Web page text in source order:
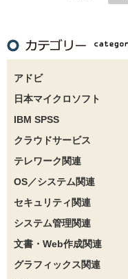
アドビ
日本マイクロソフト
IBM SPSS
クラウドサービス
テレワーク関連
OS／システム関連
セキュリティ関連
システム管理関連
文書・Web作成関連
グラフィックス関連